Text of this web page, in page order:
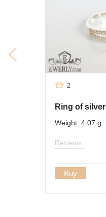
2
Weight: 4.07 g
Reviews
Buy